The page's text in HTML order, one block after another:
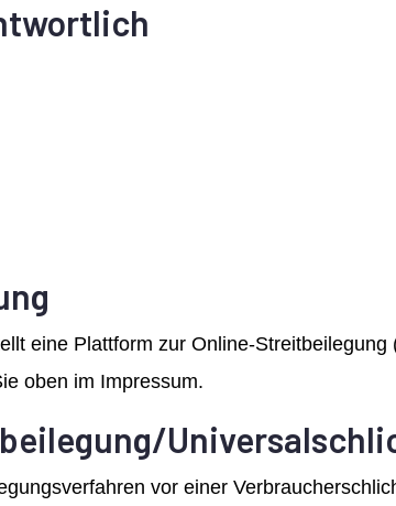
eine Plattform zur Online-Streitbeilegung
oben im Impressum.
vor einer